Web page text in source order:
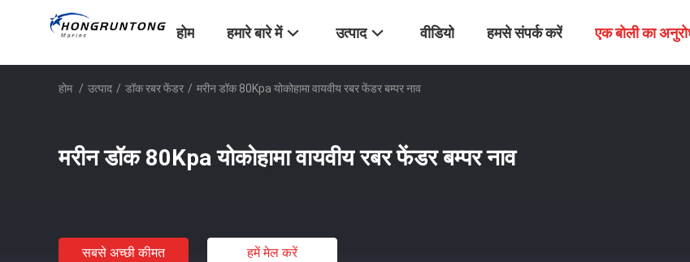
होम हमारे बारे में उत्पाद वीडियो हमसे संपर्क करें एक बोली का
होम / उत्पाद / डॉक रबर फेंडर / मरीन डॉक 80Kpa योकोहामा वायवीय रबर फेंडर बम्पर नाव
मरीन डॉक 80Kpa योकोहामा वायवीय रबर फेंडर बम्पर नाव
सबसे अच्छी कीमत हमें मेल करें